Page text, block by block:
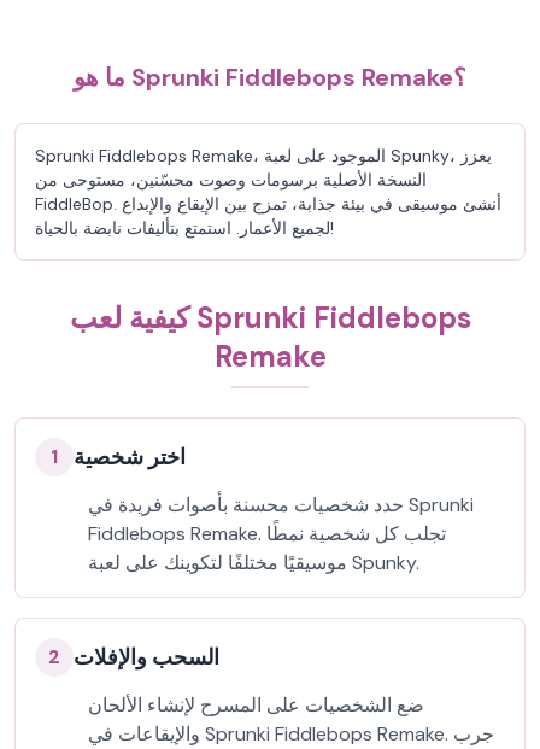
ما هو Sprunki Fiddlebops Remake؟
Sprunki Fiddlebops Remake، الموجود على لعبة Spunky، يعزز
النسخة الأصلية برسومات وصوت محسّنين، مستوحى من
FiddleBop. أنشئ موسيقى في بيئة جذابة، تمزج بين الإيقاع والإبداع
لجميع الأعمار. استمتع بتأليفات نابضة بالحياة!
كيفية لعب Sprunki Fiddlebops
Remake
1 اختر شخصية
حدد شخصيات محسنة بأصوات فريدة في Sprunki
Fiddlebops Remake. تجلب كل شخصية نمطًا
موسيقيًا مختلفًا لتكوينك على لعبة Spunky.
2 السحب والإفلات
ضع الشخصيات على المسرح لإنشاء الألحان
والإيقاعات في Sprunki Fiddlebops Remake. جرب